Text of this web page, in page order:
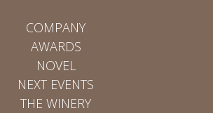
COMPANY
AWARDS
NOVEL
NEXT EVENTS
THE WINERY